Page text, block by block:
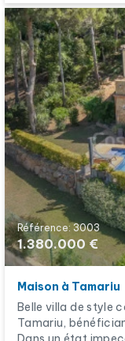
Référence: 3003
1.380.000 €
Maison à Tamariu
Belle villa de style
Tamariu,